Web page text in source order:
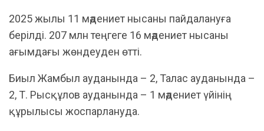
2025 жылы 11 мәдениет нысаны пайдалануға
берілді. 207 млн теңгеге 16 мәдениет нысаны
ағымдағы жөндеуден өтті.
Биыл Жамбыл ауданында – 2, Талас ауданында –
2, Т. Рысқұлов ауданында – 1 мәдениет үйінің
құрылысы жоспарлануда.